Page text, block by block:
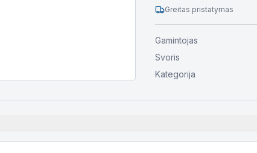
Greitas pristatymas
Gamintojas
Svoris
Kategorija